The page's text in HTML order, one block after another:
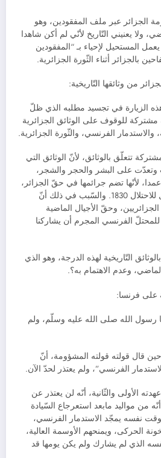
الجزائر عبر ملف المفقودين، وهو
ولا يعنيني التّاريخ لأنّي لم أكن شاهدا
المستحيل لإحياء بـ “المفقودين
بالجزائر أثناء الثّورة الجزائرية.
من وثائقها التّاريخية:
الزيارة في تجسيد مطلبه الذي ظلّ
للوقوف على الوثائق الجزائرية
والاستدمار الفرنسي، والثّورة الجزائرية.
تتعلّق بالوثائق، لأنّ الوثائق التي
على البشر والحجر والشجر،
عمدا، لأنّها تضم جرائمها في حقّ الجزائر،
والجزائريين منذ اليوم الأوّل للاحتلال 1830. والسّبب في ذلك أنّ
وحقّ الأجيال الماضية
للمحتلّ الفرنسي المجرم أن يشاركنا
التّاريخية لهذه الدرجة، وهو الذي
وعدم الاهتمام به؟.
على فرنسا:
رسول الله صلى الله عليه وسلّم، ولم
قال قولته قولته المشؤومة، أنّ
الفرنسي”، ولم يعتذر لحدّ الآن.
الأولى والثّانية، أنّه لن يعتذر عن
من مواليد مابعد استعرجاع السّيادة
1962. وفي الوقت نفسه يمجّد الاستدمار الفرنسي،
الحركى، ويمنحهم الأوسمة العالية،
الذي لم يشارك ولم يكن يومها قد